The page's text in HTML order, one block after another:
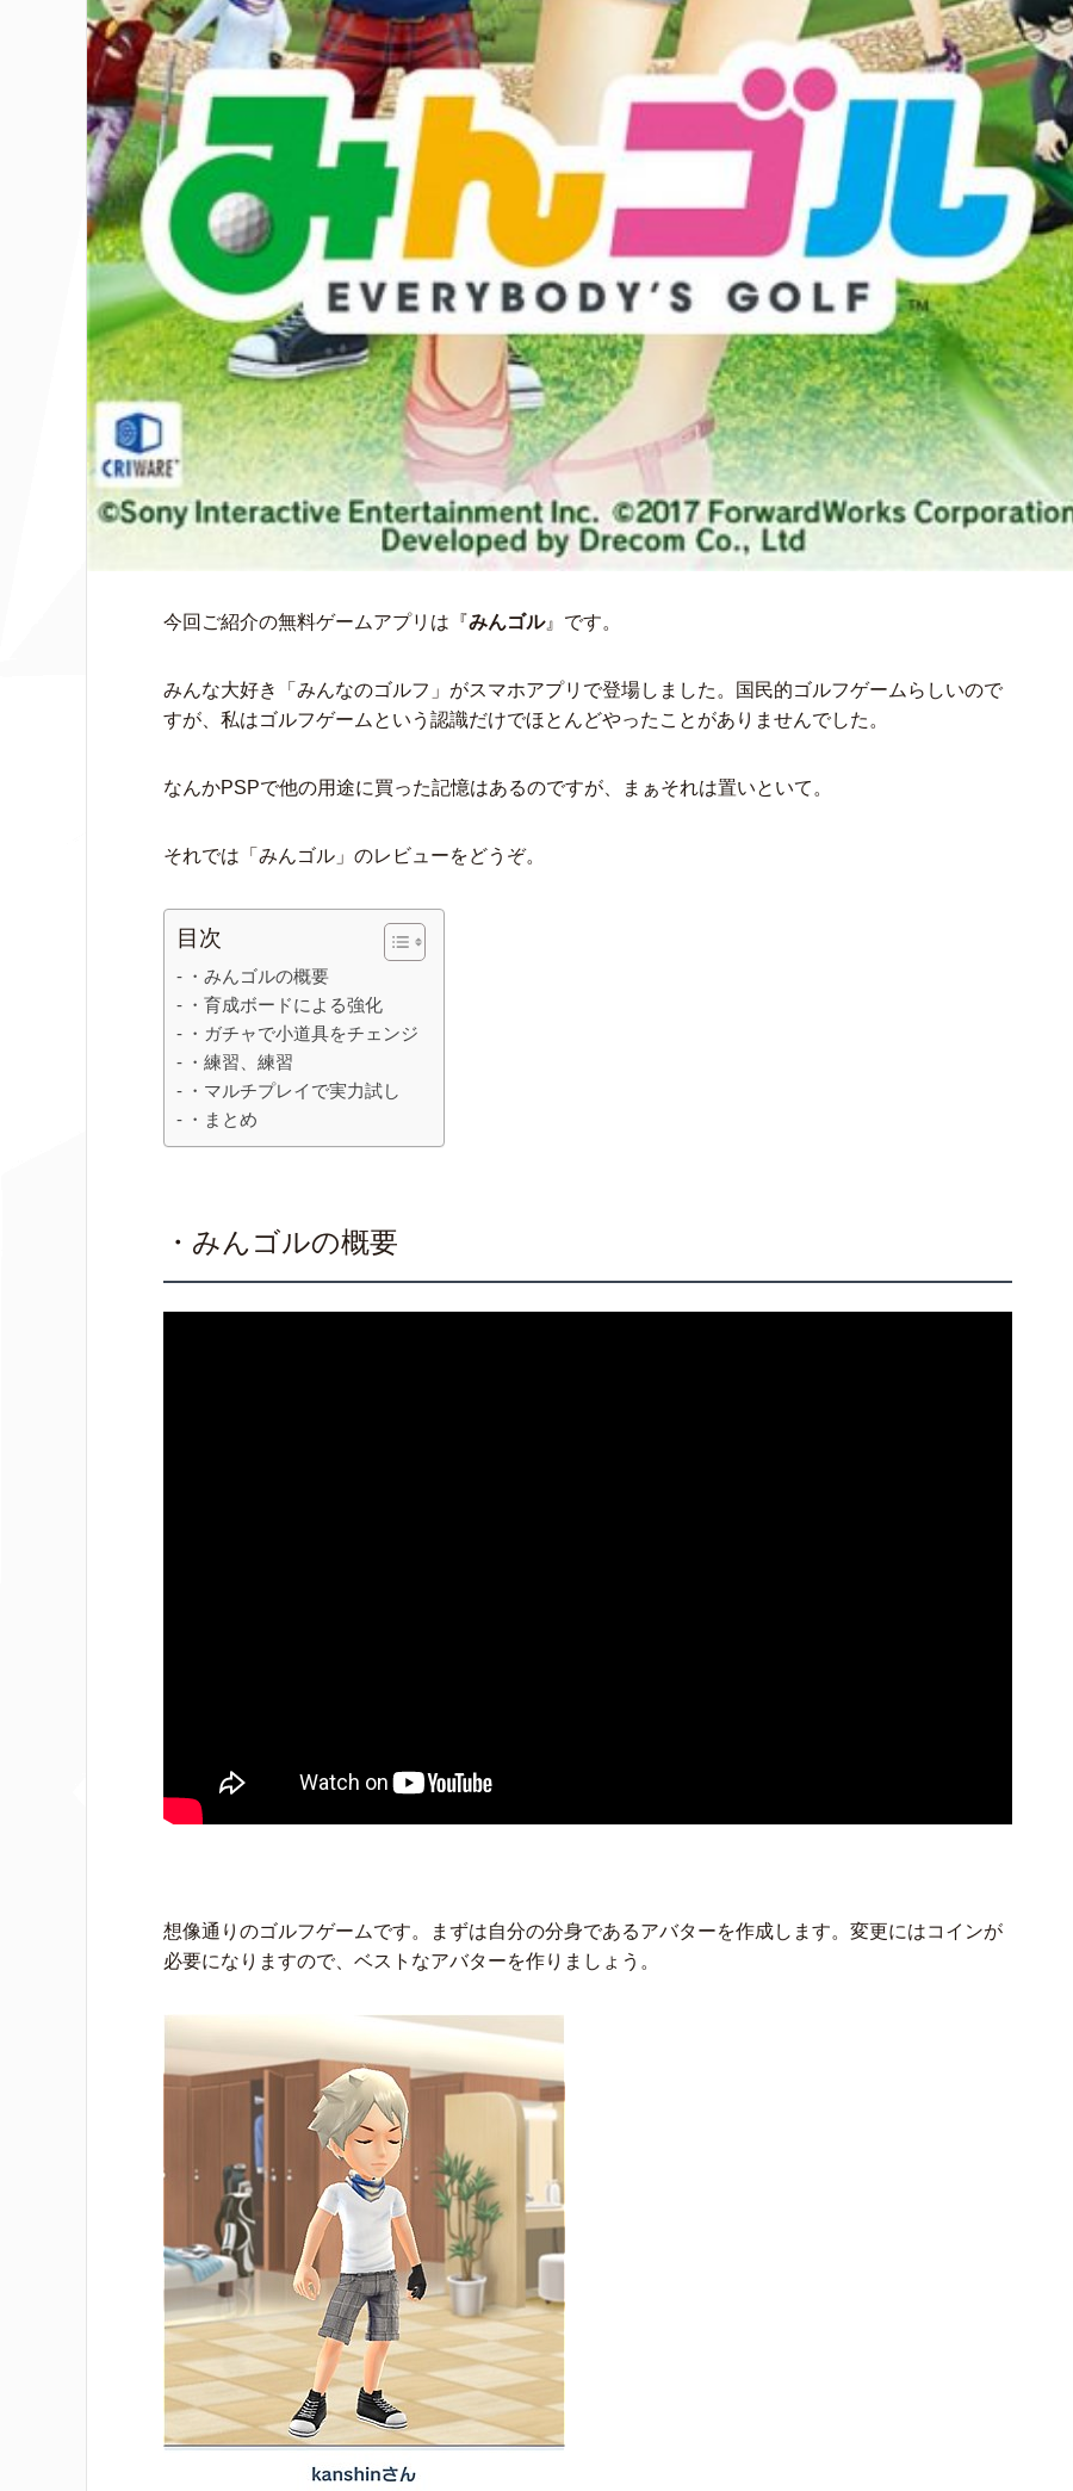
今回ご紹介の無料ゲームアプリは『みんゴル』です。
みんな大好き「みんなのゴルフ」がスマホアプリで登場しました。国民的ゴルフゲームらしいので
すが、私はゴルフゲームという認識だけでほとんどやったことがありませんでした。
なんかPSPで他の用途に買った記憶はあるのですが、まぁそれは置いといて。
それでは「みんゴル」のレビューをどうぞ。
目次
・みんゴルの概要
・育成ボードによる強化
・ガチャで小道具をチェンジ
・練習、練習
・マルチプレイで実力試し
・まとめ
・みんゴルの概要
想像通りのゴルフゲームです。まずは自分の分身であるアバターを作成します。変更にはコインが
必要になりますので、ベストなアバターを作りましょう。